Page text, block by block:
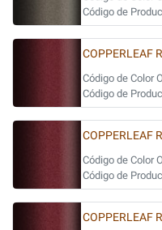
Código de
COPPERLEAF
Código de Color
Código de
COPPERLEAF
Código de Color
Código de
COPPERLEAF